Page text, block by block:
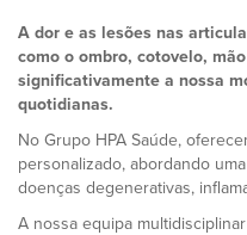
A dor e as lesões nas
como o ombro, cotovelo,
significativamente a nossa
quotidianas.
No Grupo HPA Saúde,
personalizado, abordando
doenças degenerativas,
A nossa equipa